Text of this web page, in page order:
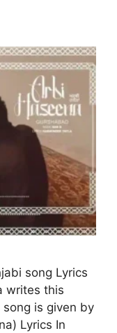
song Lyrics
writes this
song is given by
Lyrics In